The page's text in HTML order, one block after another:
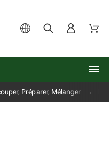
Préparer, Mélanger